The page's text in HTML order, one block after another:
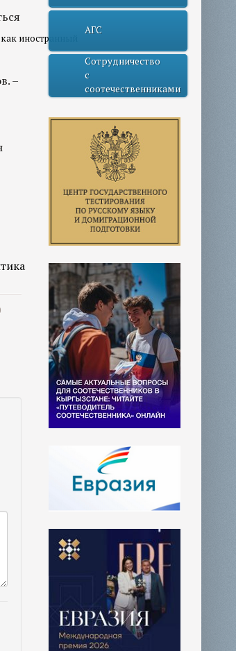
иностранный
–
АГС
Сотрудничество
с
соотечественниками